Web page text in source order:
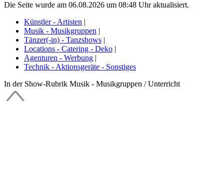
Die Seite wurde am 06.08.2026 um 08:48 Uhr aktualisiert.
Künstler - Artisten |
Musik - Musikgruppen |
Tänzer(-in) - Tanzshows |
Locations - Catering - Deko |
Agenturen - Werbung |
Technik - Aktionsgeräte - Sonstiges
In der Show-Rubrik Musik - Musikgruppen / Unterricht